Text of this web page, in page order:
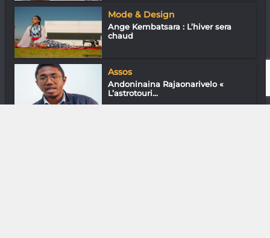
Mode & Design
Ange Kembatsara : L’hiver sera
chaud
Assos
Andoninaina Rajaonarivelo «
L’astrotouri...